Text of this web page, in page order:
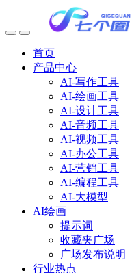
首页
产品中心
AI-写作工具
AI-绘画工具
AI-设计工具
AI-音频工具
AI-视频工具
AI-办公工具
AI-营销工具
AI-编程工具
AI-大模型
AI绘画
提示词
收藏夹广场
广场发布说明
行业热点